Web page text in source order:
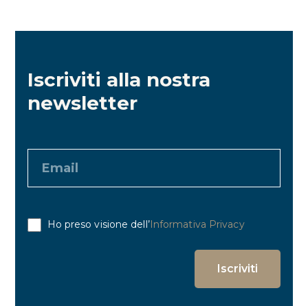
Iscriviti alla nostra
newsletter
Ho preso visione dell’Informativa Privacy